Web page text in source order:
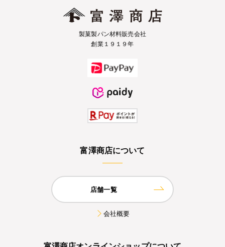
製菓製パン材料販売会社
創業１９１９年
富澤商店について
店舗一覧
会社概要